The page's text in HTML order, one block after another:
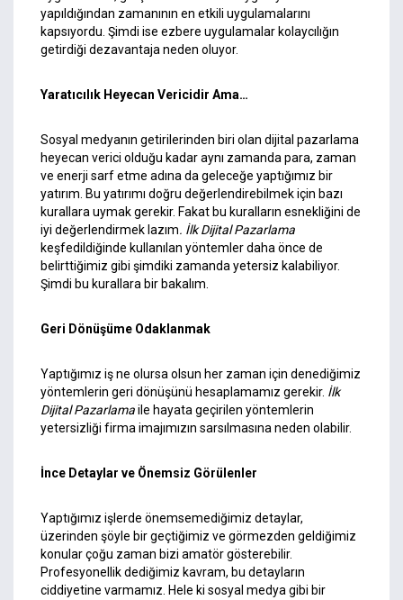
yapıldığından zamanının en etkili uygulamalarını
kapsıyordu. Şimdi ise ezbere uygulamalar kolaycılığın
getirdiği dezavantaja neden oluyor.
Yaratıcılık Heyecan Vericidir Ama…
Sosyal medyanın getirilerinden biri olan dijital pazarlama
heyecan verici olduğu kadar aynı zamanda para, zaman
ve enerji sarf etme adına da geleceğe yaptığımız bir
yatırım. Bu yatırımı doğru değerlendirebilmek için bazı
kurallara uymak gerekir. Fakat bu kuralların esnekliğini de
iyi değerlendirmek lazım. İlk Dijital Pazarlama
keşfedildiğinde kullanılan yöntemler daha önce de
belirttiğimiz gibi şimdiki zamanda yetersiz kalabiliyor.
Şimdi bu kurallara bir bakalım.
Geri Dönüşüme Odaklanmak
Yaptığımız iş ne olursa olsun her zaman için denediğimiz
yöntemlerin geri dönüşünü hesaplamamız gerekir. İlk
Dijital Pazarlamaile hayata geçirilen yöntemlerin
yetersizliği firma imajımızın sarsılmasına neden olabilir.
İnce Detaylar ve Önemsiz Görülenler
Yaptığımız işlerde önemsemediğimiz detaylar,
üzerinden şöyle bir geçtiğimiz ve görmezden geldiğimiz
konular çoğu zaman bizi amatör gösterebilir.
Profesyonellik dediğimiz kavram, bu detayların
ciddiyetine varmamız. Hele ki sosyal medya gibi bir